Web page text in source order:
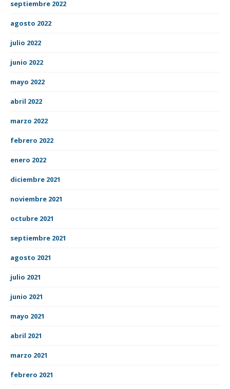
septiembre 2022
agosto 2022
julio 2022
junio 2022
mayo 2022
abril 2022
marzo 2022
febrero 2022
enero 2022
diciembre 2021
noviembre 2021
octubre 2021
septiembre 2021
agosto 2021
julio 2021
junio 2021
mayo 2021
abril 2021
marzo 2021
febrero 2021